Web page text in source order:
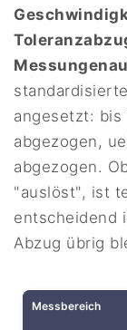
angesetzt: bis
abgezogen,
abgezogen.
"auslöst", ist
entscheidend
Abzug übrig
Messbereich